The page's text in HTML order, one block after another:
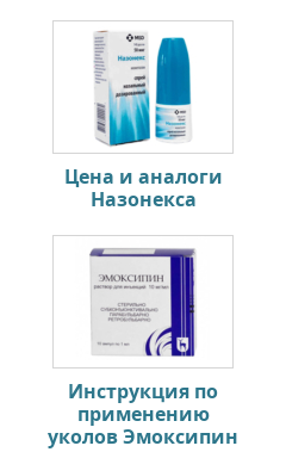
Цена и аналоги
Назонекса
Инструкция по
применению
уколов Эмоксипин